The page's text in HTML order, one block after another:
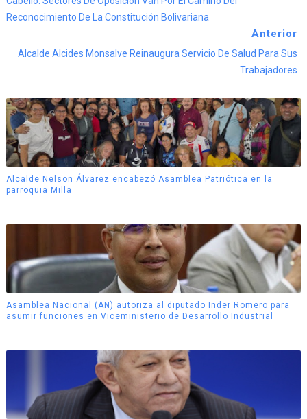
Reconocimiento De La Constitución Bolivariana
Anterior
Alcalde Alcides Monsalve Reinaugura Servicio De Salud Para Sus
Trabajadores
Alcalde Nelson Álvarez encabezó Asamblea Patriótica en la
parroquia Milla
Asamblea Nacional (AN) autoriza al diputado Inder Romero para
asumir funciones en Viceministerio de Desarrollo Industrial